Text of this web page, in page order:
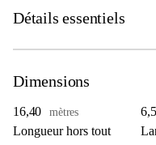
Détails essentiels
Dimensions
16,40 mètres
Longueur hors tout